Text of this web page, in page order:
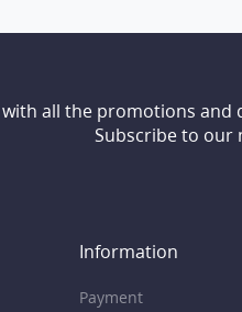
all the promotions and
Subscribe to our
Information
Payment